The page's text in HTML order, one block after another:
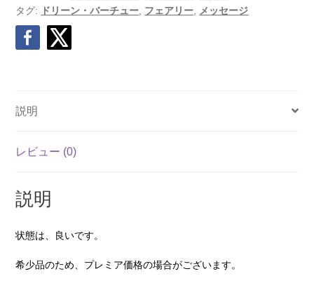
タグ:
ドリーン・バーチュー フェアリー メッセージ
説明
レビュー (0)
説明
状態は、良いです。
希少品のため、プレミア価格の場合がございます。